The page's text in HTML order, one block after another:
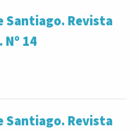
Santiago. Revista
14
Santiago. Revista